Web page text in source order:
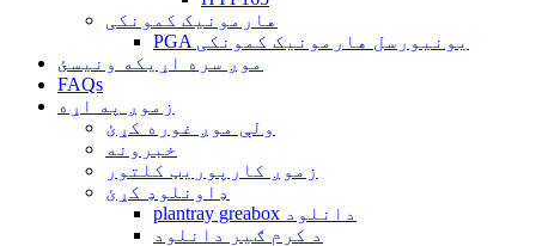
هارمونیک کمونکی
PGA یونیورسل هارمونیک کمونکی
موږ سره اړیکه ونیسئ
FAQs
زموږ په اړه
ولې موږ غوره کړئ
خبرونه
زموږ کارپوریټ کلتور
ډاونلوډ کړئ
plantray greabox دانلود
د کرم ګیر دانلود